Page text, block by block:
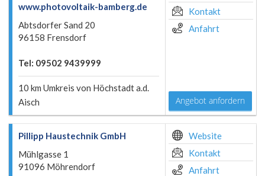
www.photovoltaik-bamberg.de
Abtsdorfer Sand 20
96158 Frensdorf
Tel: 09502 9439999
10 km Umkreis von Höchstadt a.d.
Aisch
Kontakt
Anfahrt
Angebot anfordern
Pillipp Haustechnik GmbH
Mühlgasse 1
91096 Möhrendorf
Website
Kontakt
Anfahrt